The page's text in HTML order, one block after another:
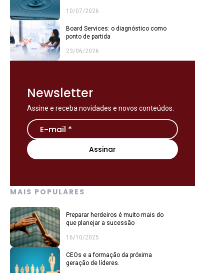
10/07/2026
Board Services: o diagnóstico como
ponto de partida
23/06/2026
Newsletter
Assine e receba novidades e novos conteúdos.
MAIS POPULARES
Preparar herdeiros é muito mais do
que planejar a sucessão
16/10/2025
CEOs e a formação da próxima
geração de líderes.